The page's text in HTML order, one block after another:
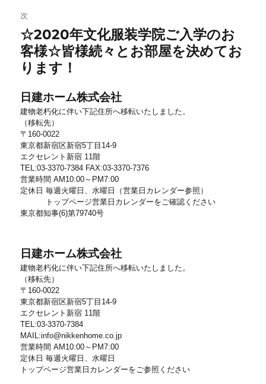
ョ
ン
次
次
の
投
稿:
☆2020年文化服装学院ご入学のお
客様☆皆様続々とお部屋を決めてお
ります！
日建ホーム株式会社
建物老朽化に伴い下記住所へ移転いたしました。
（移転先）
〒160-0022
東京都新宿区新宿5丁目14-9
エクセレント新宿 11階
TEL:03-3370-7384 FAX:03-3370-7376
営業時間 AM10:00～PM7:00
定休日 毎週火曜日、水曜日（営業日カレンダー参照）
トップページ営業日カレンダーをご確認ください
東京都知事(6)第79740号
日建ホーム株式会社
建物老朽化に伴い下記住所へ移転いたしました。
（移転先）
〒160-0022
東京都新宿区新宿5丁目14-9
エクセレント新宿 11階
TEL:03-3370-7384
MAIL:info@nikkenhome.co.jp
営業時間 AM10:00～PM7:00
定休日 毎週火曜日、水曜日
トップページ営業日カレンダーをご参照ください